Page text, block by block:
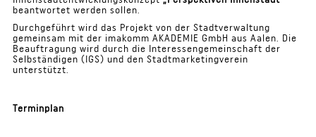
beantwortet werden sollen.
Durchgeführt wird das Projekt von der Stadtverwaltung
gemeinsam mit der imakomm AKADEMIE GmbH aus Aalen. Die
Beauftragung wird durch die Interessengemeinschaft der
Selbständigen (IGS) und den Stadtmarketingverein
unterstützt.
Terminplan